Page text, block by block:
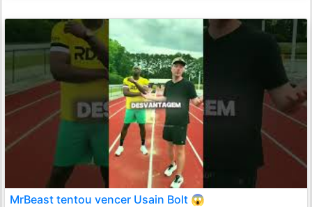
MrBeast tentou vencer Usain Bolt 😱